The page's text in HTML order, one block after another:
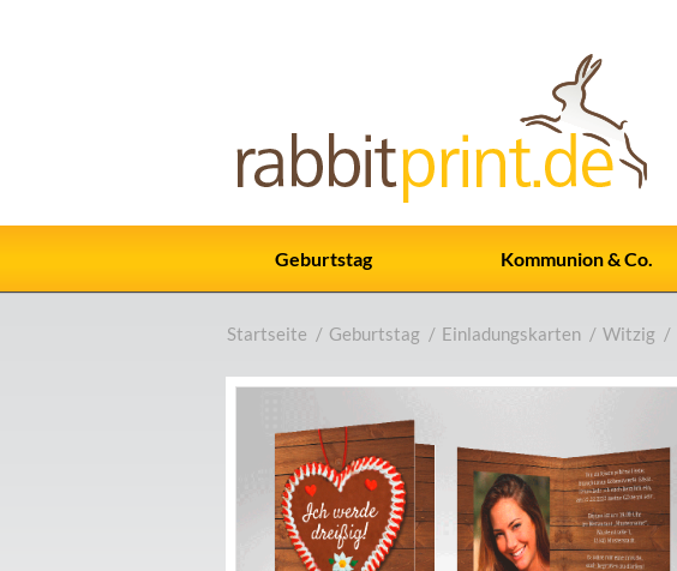
Geburtstag Kommunion & Co.
Startseite / Geburtstag / Einladungskarten / Witzig /